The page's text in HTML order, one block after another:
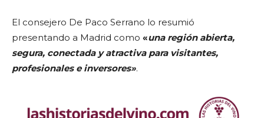
El consejero De Paco Serrano lo resumió
presentando a Madrid como «una región abierta,
segura, conectada y atractiva para visitantes,
profesionales e inversores».